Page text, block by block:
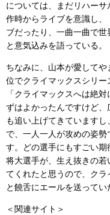
については、まだリハー
作時からライブを意識し
ブだったり、一曲一曲で世
と意気込みを語っている。
ちなみに、山本が愛して
位でクライマックスシリー
「クライマックスへは絶
ずはよかったんですけど
も追い上げてきています
で、一人一人が攻めの姿
す。どの選手にもすごい
将大選手が、生え抜きの
てくれたと思うので、クラ
と饒舌にエールを送ってい
＜関連サイト＞